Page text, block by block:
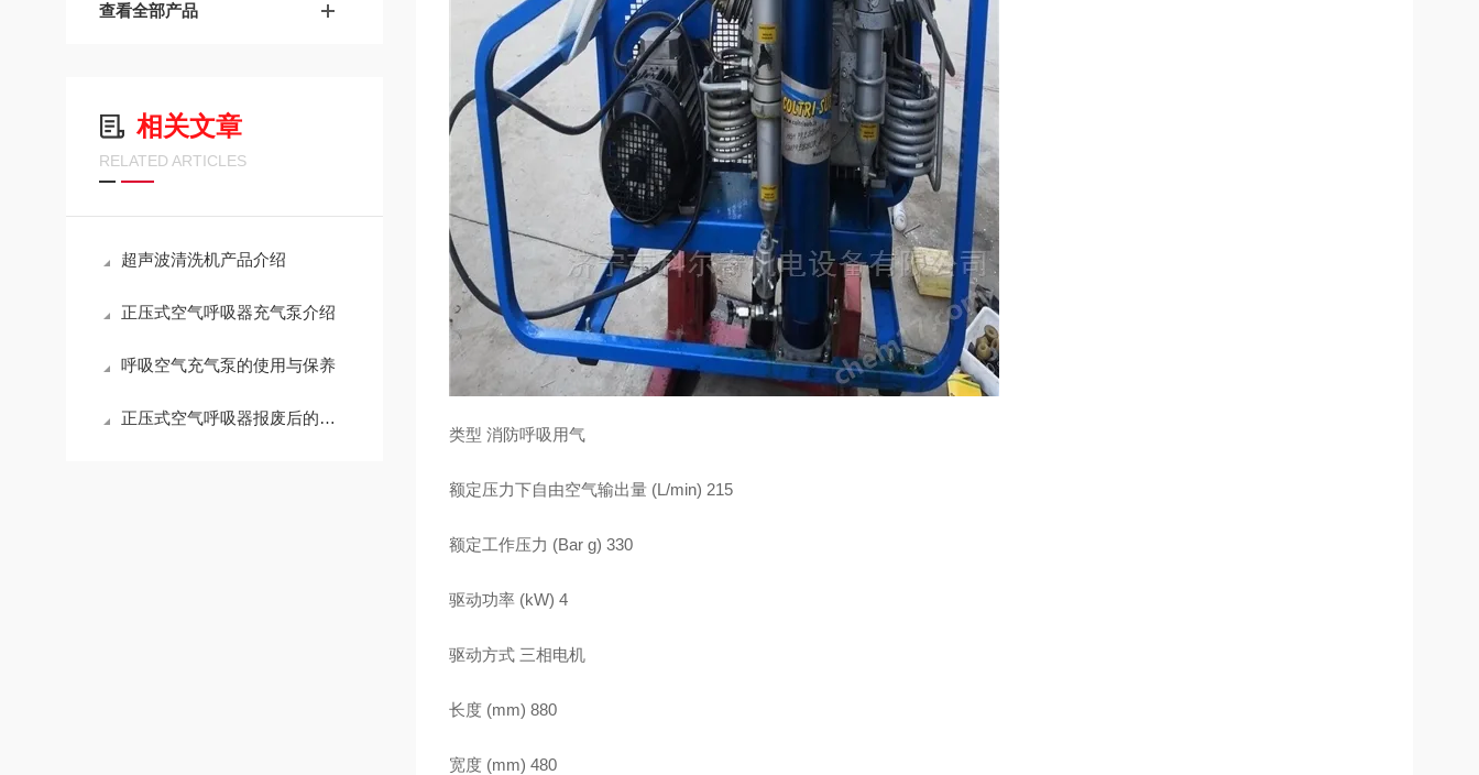
查看全部产品
相关文章
RELATED ARTICLES
超声波清洗机产品介绍
正压式空气呼吸器充气泵介绍
呼吸空气充气泵的使用与保养
正压式空气呼吸器报废后的处理方法
类型 消防呼吸用气
额定压力下自由空气输出量 (L/min) 215
额定工作压力 (Bar g) 330
驱动功率 (kW) 4
驱动方式 三相电机
长度 (mm) 880
宽度 (mm) 480